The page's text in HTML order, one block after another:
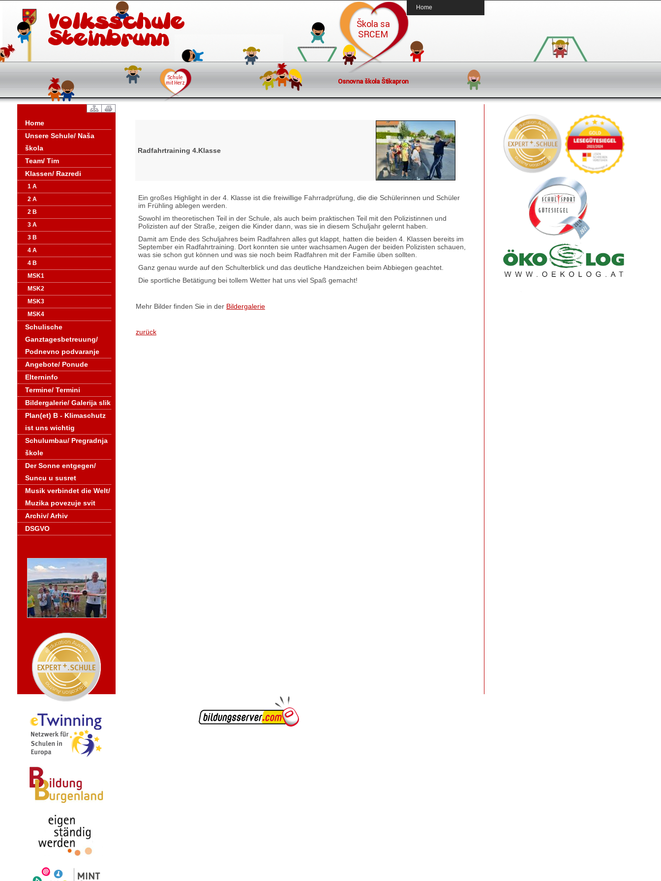
Home
Home
Unsere Schule/ Naša
škola
Team/ Tim
Klassen/ Razredi
1 A
2 A
2 B
3 A
3 B
4 A
4 B
MSK1
MSK2
MSK3
MSK4
Schulische
Ganztagesbetreuung/
Podnevno podvaranje
Angebote/ Ponude
Elterninfo
Termine/ Termini
Bildergalerie/ Galerija slik
Plan(et) B - Klimaschutz
ist uns wichtig
Schulumbau/ Pregradnja
škole
Der Sonne entgegen/
Suncu u susret
Musik verbindet die Welt/
Muzika povezuje svit
Archiv/ Arhiv
DSGVO
Radfahrtraining 4.Klasse
Ein großes Highlight in der 4. Klasse ist die freiwillige Fahrradprüfung, die die Schülerinnen und Schüler
im Frühling ablegen werden.
Sowohl im theoretischen Teil in der Schule, als auch beim praktischen Teil mit den Polizistinnen und
Polizisten auf der Straße, zeigen die Kinder dann, was sie in diesem Schuljahr gelernt haben.
Damit am Ende des Schuljahres beim Radfahren alles gut klappt, hatten die beiden 4. Klassen bereits im
September ein Radfahrtraining. Dort konnten sie unter wachsamen Augen der beiden Polizisten schauen,
was sie schon gut können und was sie noch beim Radfahren mit der Familie üben sollten.
Ganz genau wurde auf den Schulterblick und das deutliche Handzeichen beim Abbiegen geachtet.
Die sportliche Betätigung bei tollem Wetter hat uns viel Spaß gemacht!
Mehr Bilder finden Sie in der Bildergalerie
zurück